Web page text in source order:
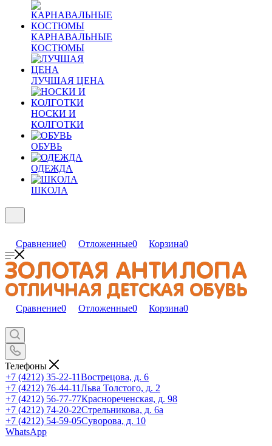
КАРНАВАЛЬНЫЕ
КОСТЮМЫ
ЛУЧШАЯ ЦЕНА
НОСКИ И
КОЛГОТКИ
ОБУВЬ
ОДЕЖДА
ШКОЛА
Сравнение0 Отложенные0 Корзина0
Сравнение0 Отложенные0 Корзина0
Телефоны
+7 (4212) 35-22-11Вострецова, д. 6
+7 (4212) 76-44-11Льва Толстого, д. 2
+7 (4212) 56-77-77Краснореченская, д. 98
+7 (4212) 74-20-22Стрельникова, д. 6а
+7 (4212) 54-59-05Суворова, д. 10
WhatsApp